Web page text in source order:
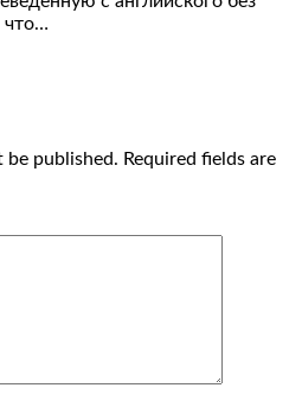
что…
be published. Required fields are